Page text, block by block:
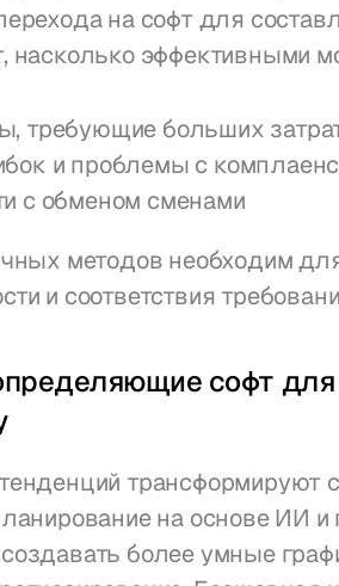
на софт для
насколько эффективными
требующие больших
и проблемы с
с обменом сменами
методов необходим
и соответствия
софт для
трансформируют
на основе ИИ и
более умные